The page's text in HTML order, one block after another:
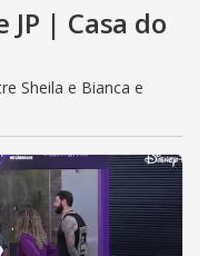
JP | Casa do
Sheila e Bianca e